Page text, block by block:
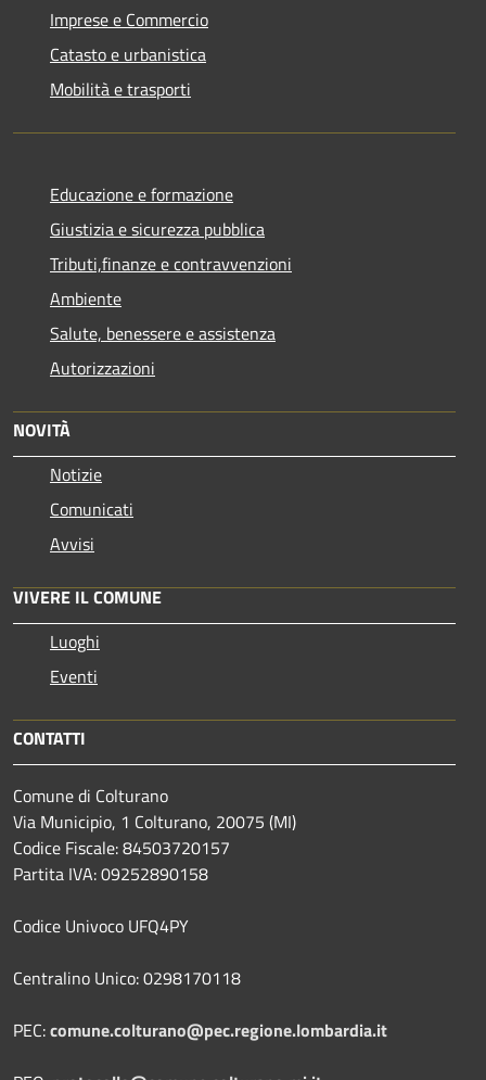
Imprese e Commercio
Catasto e urbanistica
Mobilità e trasporti
Educazione e formazione
Giustizia e sicurezza pubblica
Tributi,finanze e contravvenzioni
Ambiente
Salute, benessere e assistenza
Autorizzazioni
NOVITÀ
Notizie
Comunicati
Avvisi
VIVERE IL COMUNE
Luoghi
Eventi
CONTATTI
Comune di Colturano
Via Municipio, 1 Colturano, 20075 (MI)
Codice Fiscale: 84503720157
Partita IVA: 09252890158
Codice Univoco UFQ4PY
Centralino Unico: 0298170118
PEC:comune.colturano@pec.regione.lombardia.it